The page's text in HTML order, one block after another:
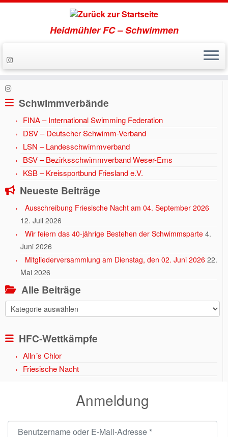
Zum
Inhalt
Heidmühler FC – Schwimmen
Start » Aktuell » 2024 » Juni » 4.
Schwimmverbände
FINA – International Swimming Federation
DSV – Deutscher Schwimm-Verband
LSN – Landesschwimmverband
BSV – Bezirksschwimmverband Weser-Ems
KSB – Kreissportbund Friesland e.V.
Neueste Beiträge
Ausschreibung Friesische Nacht am 04. September 2026
12. Juli 2026
Wir feiern das 40-jährige Bestehen der Schwimmsparte 4.
Juni 2026
Mitgliederversammlung am Dienstag, den 02. Juni 2026 22.
Mai 2026
Alle Beiträge
Alle
Beiträge
HFC-Wettkämpfe
Alln´s Chlor
Friesische Nacht
Anmeldung